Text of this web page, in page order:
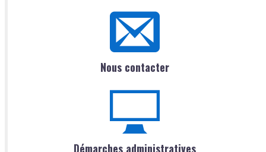
Nous contacter
Démarches administratives